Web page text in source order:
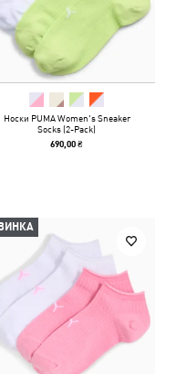
Носки PUMA Women's Sneaker
Socks (2-Pack)
690,00 ₴